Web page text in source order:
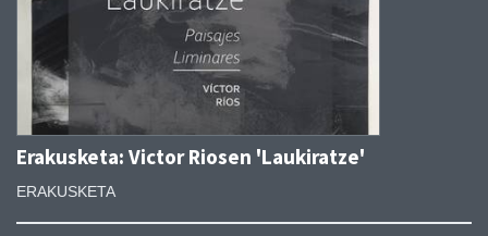
Erakusketa: Victor Riosen 'Laukiratze'
ERAKUSKETA